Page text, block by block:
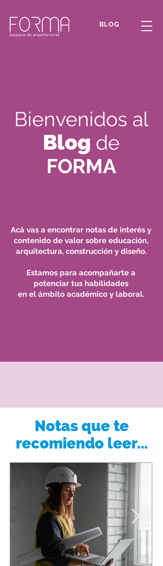
BLOG
Bienvenidos al
Blog de
FORMA
Acá vas a encontrar notas de interés y
contenido de valor sobre educación,
arquitectura, construcción y diseño.
Estamos para acompañarte a
potenciar tus habilidades
en el ámbito académico y laboral.
Notas que te
recomiendo leer...